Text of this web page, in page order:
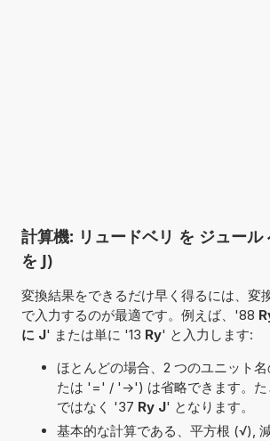
計算機: リュードベリ を ジュール
を J)
変換結果をできるだけ早く得るには、変
で入力するのが最適です。例えば、'88
に J' または単に '13 Ry' と入力します:
ほとんどの場合、2 つのユニット
たは '=' / '->') は省略できます。
ではなく '37 Ry J' となります。
基本的な計算である、平方根 (√),